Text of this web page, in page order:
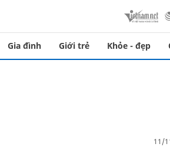
Gia đình Giới trẻ Khỏe - đẹp
11/